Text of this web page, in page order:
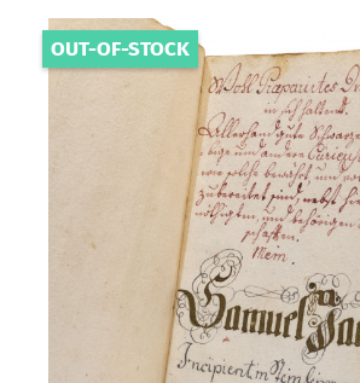
OUT-OF-STOCK